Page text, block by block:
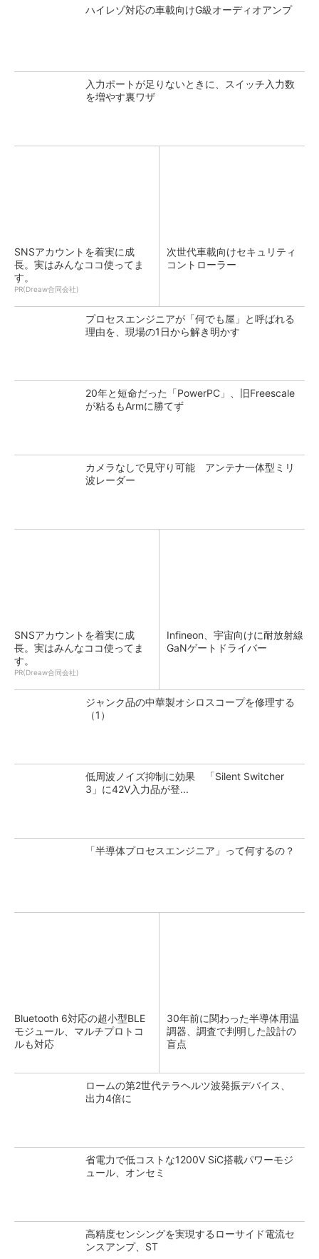
ハイレゾ対応の車載向けG級オーディオアンプ
入力ポートが足りないときに、スイッチ入力数
を増やす裏ワザ
SNSアカウントを着実に成
長。実はみんなココ使ってま
す。
PR(Dreaw合同会社)
次世代車載向けセキュリティ
コントローラー
プロセスエンジニアが「何でも屋」と呼ばれる
理由を、現場の1日から解き明かす
20年と短命だった「PowerPC」、旧Freescale
が粘るもArmに勝てず
カメラなしで見守り可能 アンテナ一体型ミリ
波レーダー
SNSアカウントを着実に成
長。実はみんなココ使ってま
す。
PR(Dreaw合同会社)
Infineon、宇宙向けに耐放射線
GaNゲートドライバー
ジャンク品の中華製オシロスコープを修理する
（1）
低周波ノイズ抑制に効果 「Silent Switcher
3」に42V入力品が登...
「半導体プロセスエンジニア」って何するの？
Bluetooth 6対応の超小型BLE
モジュール、マルチプロトコ
ルも対応
30年前に関わった半導体用温
調器、調査で判明した設計の
盲点
ロームの第2世代テラヘルツ波発振デバイス、
出力4倍に
省電力で低コストな1200V SiC搭載パワーモジ
ュール、オンセミ
高精度センシングを実現するローサイド電流セ
ンスアンプ、ST